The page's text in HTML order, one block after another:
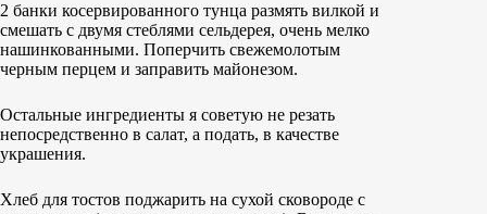
2 банки косервированного тунца размять вилкой и
смешать с двумя стеблями сельдерея, очень мелко
нашинкованными. Поперчить свежемолотым
черным перцем и заправить майонезом.
Остальные ингредиенты я советую не резать
непосредственно в салат, а подать, в качестве
украшения.
Хлеб для тостов поджарить на сухой сковороде с